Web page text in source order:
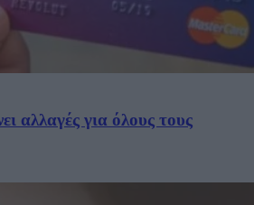
αλλαγές για όλους τους